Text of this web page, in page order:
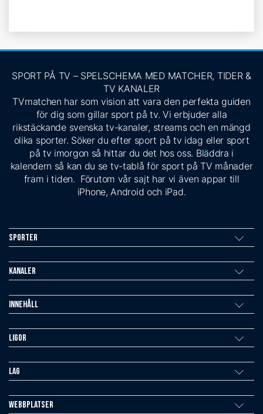
SPORT PÅ TV – SPELSCHEMA MED MATCHER, TIDER &
TV KANALER
TVmatchen har som vision att vara den perfekta guiden
för dig som gillar sport på tv. Vi erbjuder alla
rikstäckande svenska tv-kanaler, streams och en mängd
olika sporter. Söker du efter sport på tv idag eller sport
på tv imorgon så hittar du det hos oss. Bläddra i
kalendern så kan du se tv-tablå för sport på TV månader
fram i tiden. Förutom vår sajt har vi även appar till
iPhone, Android och iPad.
Sporter
Kanaler
Innehåll
Ligor
Lag
Webbplatser